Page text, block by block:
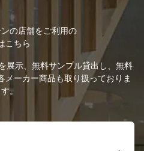
の店舗をご利用の
こちら
展示、無料サンプル貸出し、無料
メーカー商品も取り扱っておりま
す。